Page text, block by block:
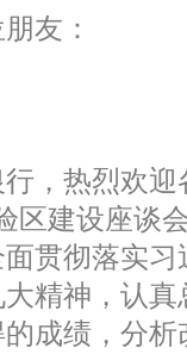
友：
，热烈欢
区建设座谈
贯彻落实
精神，认
成绩，分